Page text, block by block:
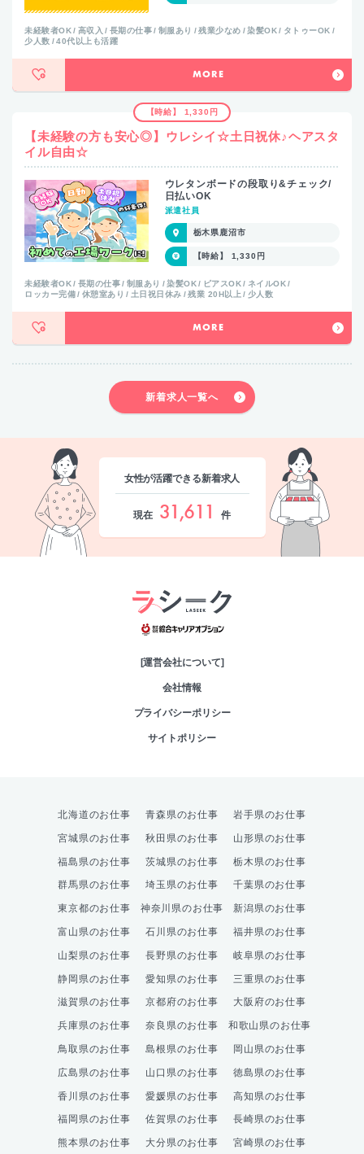
未経験者OK 高収入 長期の仕事 制服あり 残業少なめ 染髪OK
タトゥーOK
少人数
40代以上も活躍
MORE
【時給】 1,330円
【未経験の方も安心◎】ウレシイ☆土日祝休♪ヘアスタ
イル自由☆
ウレタンボードの段取り&チェック/
日払いOK
派遣社員
栃木県鹿沼市
【時給】 1,330円
未経験者OK 長期の仕事 制服あり 染髪OK ピアスOK
ネイルOK
ロッカー完備
休憩室あり 土日祝日休み 残業 20H以上 少人数
MORE
新着求人一覧へ
女性が活躍できる新着求人
現在 31,611 件
[運営会社について]
会社情報
プライバシーポリシー
サイトポリシー
北海道のお仕事 青森県のお仕事 岩手県のお仕事
宮城県のお仕事 秋田県のお仕事 山形県のお仕事
福島県のお仕事 茨城県のお仕事 栃木県のお仕事
群馬県のお仕事 埼玉県のお仕事 千葉県のお仕事
東京都のお仕事 神奈川県のお仕事 新潟県のお仕事
富山県のお仕事 石川県のお仕事 福井県のお仕事
山梨県のお仕事 長野県のお仕事 岐阜県のお仕事
静岡県のお仕事 愛知県のお仕事 三重県のお仕事
滋賀県のお仕事 京都府のお仕事 大阪府のお仕事
兵庫県のお仕事 奈良県のお仕事 和歌山県のお仕事
鳥取県のお仕事 島根県のお仕事 岡山県のお仕事
広島県のお仕事 山口県のお仕事 徳島県のお仕事
香川県のお仕事 愛媛県のお仕事 高知県のお仕事
福岡県のお仕事 佐賀県のお仕事 長崎県のお仕事
熊本県のお仕事 大分県のお仕事 宮崎県のお仕事